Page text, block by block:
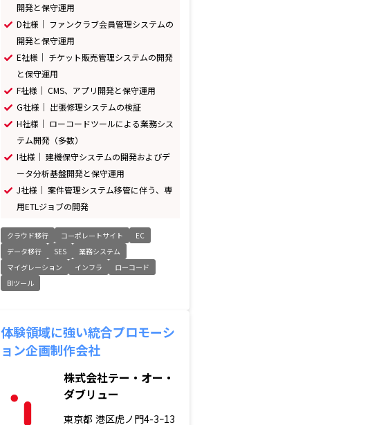
開発と保守運用
D社様｜ ファンクラブ会員管理システムの
開発と保守運用
E社様｜ チケット販売管理システムの開発
と保守運用
F社様｜ CMS、アプリ開発と保守運用
G社様｜ 出張修理システムの検証
H社様｜ ローコードツールによる業務シス
テム開発（多数）
I社様｜ 建機保守システムの開発およびデ
ータ分析基盤開発と保守運用
J社様｜ 案件管理システム移管に伴う、専
用ETLジョブの開発
クラウド移行 コーポレートサイト
EC
データ移行
SES
業務システム
マイグレーション
インフラ
ローコード
BIツール
体験領域に強い統合プロモーシ
ョン企画制作会社
株式会社テー・オー・
ダブリュー
東京都 港区虎ノ門4-3ｰ13